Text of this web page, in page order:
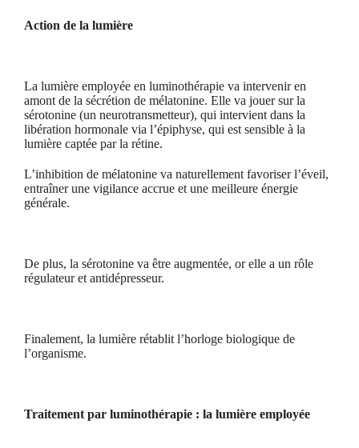
Action de la lumière
La lumière employée en luminothérapie va intervenir en
amont de la sécrétion de mélatonine. Elle va jouer sur la
sérotonine (un neurotransmetteur), qui intervient dans la
libération hormonale via l’épiphyse, qui est sensible à la
lumière captée par la rétine.
L’inhibition de mélatonine va naturellement favoriser l’éveil,
entraîner une vigilance accrue et une meilleure énergie
générale.
De plus, la sérotonine va être augmentée, or elle a un rôle
régulateur et antidépresseur.
Finalement, la lumière rétablit l’horloge biologique de
l’organisme.
Traitement par luminothérapie : la lumière employée